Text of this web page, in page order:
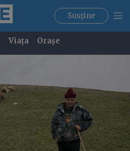
Susține
Viața Orașe